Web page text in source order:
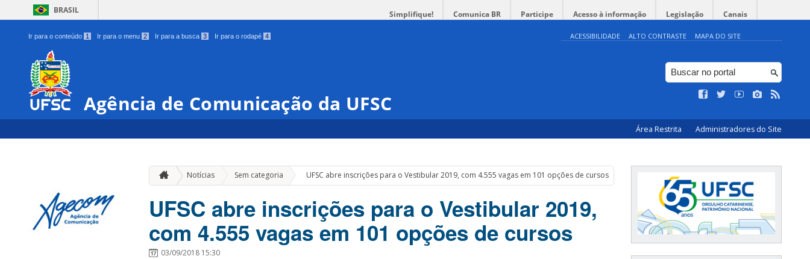
BRASIL Simplifique! Comunica BR Participe Acesso à informação Legislação Canais
Ir para o conteúdo 1 Ir para o menu 2 Ir para a busca 3 Ir para o rodapé 4 ACESSIBILIDADE ALTO CONTRASTE MAPA DO SITE
Agência de Comunicação da UFSC
Área Restrita Administradores do Site
Notícias Sem categoria » UFSC abre inscrições para o Vestibular 2019, com 4.555 vagas em 101 opções de cursos
UFSC abre inscrições para o Vestibular 2019,
com 4.555 vagas em 101 opções de cursos
03/09/2018 15:30